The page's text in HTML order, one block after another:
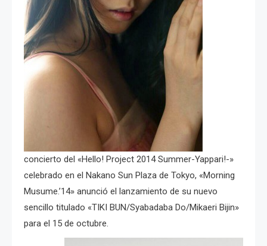
concierto del «Hello! Project 2014 Summer-Yappari!-»
celebrado en el Nakano Sun Plaza de Tokyo, «Morning
Musume.’14» anunció el lanzamiento de su nuevo
sencillo titulado «TIKI BUN/Syabadaba Do/Mikaeri Bijin»
para el 15 de octubre.